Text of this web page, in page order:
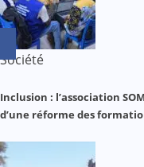
Société
Inclusion : l’association
d’une réforme des